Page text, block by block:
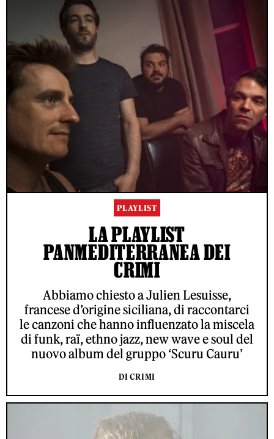
PLAYLIST
LA PLAYLIST
PANMEDITERRANEA DEI
CRIMI
Abbiamo chiesto a Julien Lesuisse,
francese d’origine siciliana, di raccontarci
le canzoni che hanno influenzato la miscela
di funk, raï, ethno jazz, new wave e soul del
nuovo album del gruppo ‘Scuru Cauru’
DI CRIMI